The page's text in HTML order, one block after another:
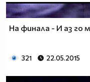
На финала - И аз го
321 22.05.2015